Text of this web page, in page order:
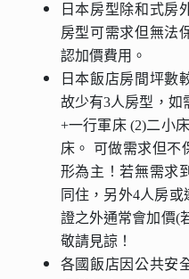
日本房型除和式房
房型可需求但無法
認加價費用。
日本飯店房間坪數
故少有3人房型，如
+一行軍床 (2)二小
床。 可做需求但不
形為主！若無需求
同住，另外4人房
證之外通常會加價(
敬請見諒！
各國飯店因公共安